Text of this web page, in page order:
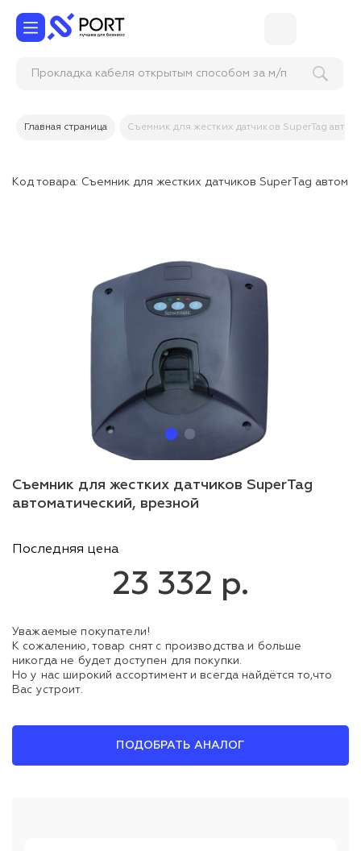
Прокладка кабеля открытым способом за м/п
Главная страница Съемник для жестких датчиков SuperTag
Код товара: Съемник для жестких датчиков SuperTag
Съемник для жестких датчиков SuperTag
автоматический, врезной
Последняя цена
23 332 р.
Уважаемые покупатели!
К сожалению, товар снят с производства и больше
никогда не будет доступен для покупки.
Но у нас широкий ассортимент и всегда найдётся то,что
Вас устроит.
ПОДОБРАТЬ АНАЛОГ